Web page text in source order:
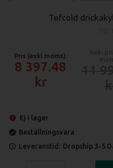
Tefcold
Pris (exkl moms):
8 397.48
Ej i lager
Beställningsvara
Leveranstid: Dropship 3-5